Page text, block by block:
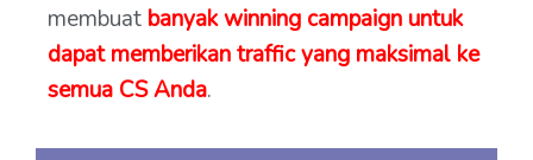
membuat banyak winning campaign untuk
dapat memberikan traffic yang maksimal ke
semua CS Anda.